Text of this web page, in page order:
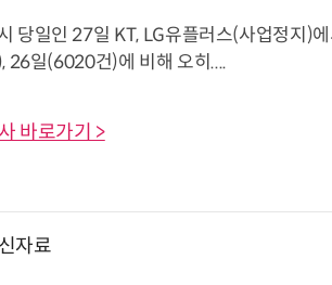
당일인 27일 KT, LG유플러스(사업정지)
26일(6020건)에 비해 오히....
바로가기 >
자료